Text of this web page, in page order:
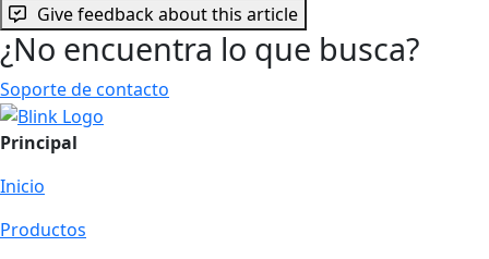
Give feedback about this article
¿No encuentra lo que busca?
Soporte de contacto
Principal
Inicio
Productos